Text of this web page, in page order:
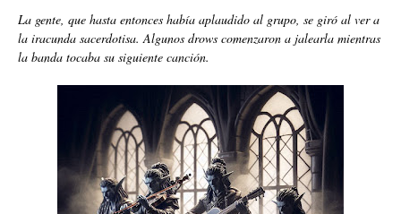
La gente, que hasta entonces había aplaudido al grupo, se giró al ver a
la iracunda sacerdotisa. Algunos drows comenzaron a jalearla mientras
la banda tocaba su siguiente canción.